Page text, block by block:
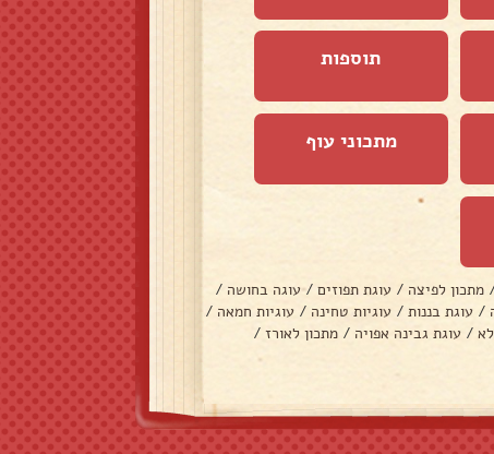
תוספות
מתכוני עוף
מתכון לפיצה / עוגת תפוזים / עוגה בחושה /
/ עוגת בננות / עוגיות טחינה / עוגיות חמאה /
/ עוגת גבינה אפויה / מתכון לאורז /